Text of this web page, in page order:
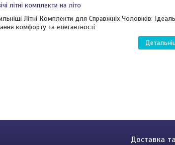
літні комплекти на літо
Літні Комплекти для Справжніх Чоловіків:
комфорту та елегантності
Доставка